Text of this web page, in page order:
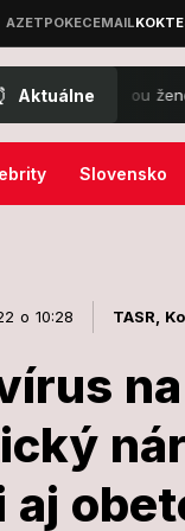
Aktuálne
s inou ženou:
Slovensko
o 10:28 TASR,
aj